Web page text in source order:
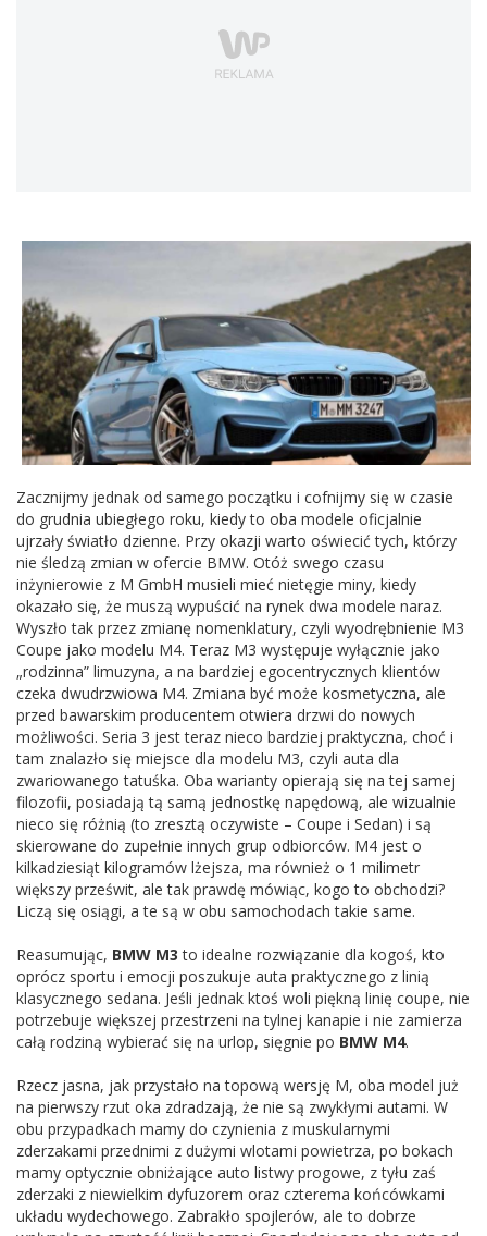
Zacznijmy jednak od samego początku i cofnijmy się w czasie
do grudnia ubiegłego roku, kiedy to oba modele oficjalnie
ujrzały światło dzienne. Przy okazji warto oświecić tych, którzy
nie śledzą zmian w ofercie BMW. Otóż swego czasu
inżynierowie z M GmbH musieli mieć nietęgie miny, kiedy
okazało się, że muszą wypuścić na rynek dwa modele naraz.
Wyszło tak przez zmianę nomenklatury, czyli wyodrębnienie M3
Coupe jako modelu M4. Teraz M3 występuje wyłącznie jako
„rodzinna” limuzyna, a na bardziej egocentrycznych klientów
czeka dwudrzwiowa M4. Zmiana być może kosmetyczna, ale
przed bawarskim producentem otwiera drzwi do nowych
możliwości. Seria 3 jest teraz nieco bardziej praktyczna, choć i
tam znalazło się miejsce dla modelu M3, czyli auta dla
zwariowanego tatuśka. Oba warianty opierają się na tej samej
filozofii, posiadają tą samą jednostkę napędową, ale wizualnie
nieco się różnią (to zresztą oczywiste – Coupe i Sedan) i są
skierowane do zupełnie innych grup odbiorców. M4 jest o
kilkadziesiąt kilogramów lżejsza, ma również o 1 milimetr
większy prześwit, ale tak prawdę mówiąc, kogo to obchodzi?
Liczą się osiągi, a te są w obu samochodach takie same.
Reasumując, BMW M3 to idealne rozwiązanie dla kogoś, kto
oprócz sportu i emocji poszukuje auta praktycznego z linią
klasycznego sedana. Jeśli jednak ktoś woli piękną linię coupe, nie
potrzebuje większej przestrzeni na tylnej kanapie i nie zamierza
całą rodziną wybierać się na urlop, sięgnie po BMW M4.
Rzecz jasna, jak przystało na topową wersję M, oba model już
na pierwszy rzut oka zdradzają, że nie są zwykłymi autami. W
obu przypadkach mamy do czynienia z muskularnymi
zderzakami przednimi z dużymi wlotami powietrza, po bokach
mamy optycznie obniżające auto listwy progowe, z tyłu zaś
zderzaki z niewielkim dyfuzorem oraz czterema końcówkami
układu wydechowego. Zabrakło spojlerów, ale to dobrze